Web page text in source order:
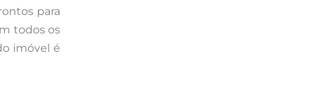
para
todos os
imóvel é